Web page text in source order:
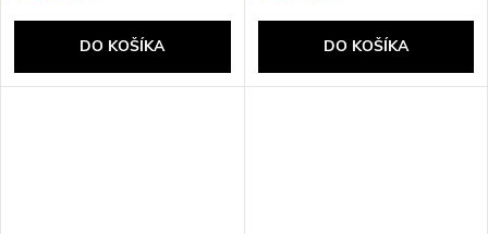
DO KOŠÍKA DO KOŠÍKA